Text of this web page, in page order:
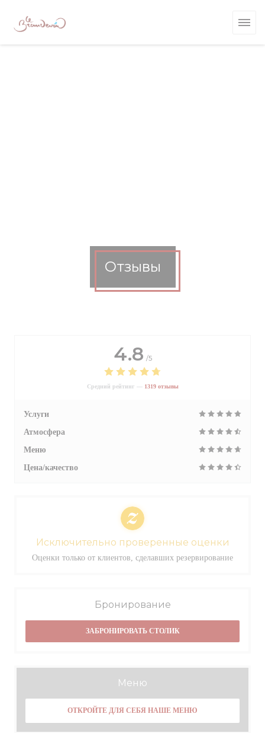
Отзывы
4.8 /5
Средний рейтинг — 1319 отзывы
Услуги
Атмосфера
Меню
Цена/качество
Исключительно проверенные оценки
Оценки только от клиентов, сделавших резервирование
Бронирование
ЗАБРОНИРОВАТЬ СТОЛИК
Меню
ОТКРОЙТЕ ДЛЯ СЕБЯ НАШЕ МЕНЮ